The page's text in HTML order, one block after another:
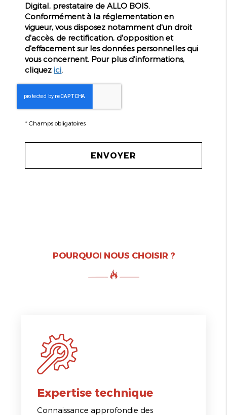
Digital, prestataire de ALLO BOIS.
Conformément à la réglementation en
vigueur, vous disposez notamment d'un droit
d'accès, de rectification, d'opposition et
d'effacement sur les données personnelles qui
vous concernent. Pour plus d’informations,
cliquezici
*Champs obligatoires
POURQUOI NOUS CHOISIR ?
Expertise technique
Connaissance approfondie des